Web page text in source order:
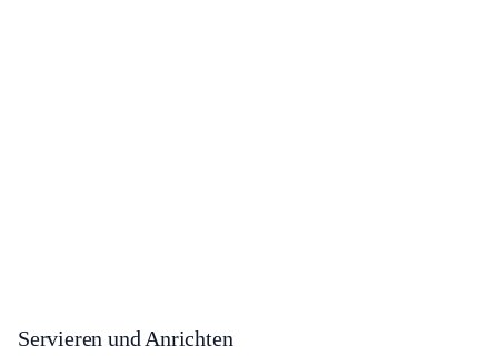
Servieren und Anrichten